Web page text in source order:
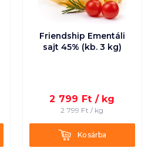
Friendship Ementáli
sajt 45% (kb. 3 kg)
2 799 Ft / kg
2 799 Ft / kg
KosárbaKosárba